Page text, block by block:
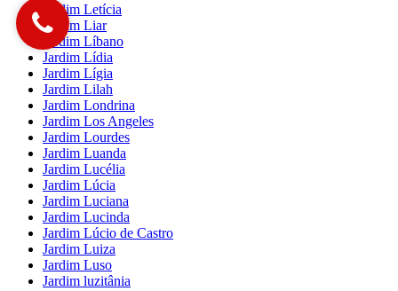
Jardim Letícia
Jardim Liar
Jardim Líbano
Jardim Lídia
Jardim Lígia
Jardim Lilah
Jardim Londrina
Jardim Los Angeles
Jardim Lourdes
Jardim Luanda
Jardim Lucélia
Jardim Lúcia
Jardim Luciana
Jardim Lucinda
Jardim Lúcio de Castro
Jardim Luiza
Jardim Luso
Jardim luzitânia